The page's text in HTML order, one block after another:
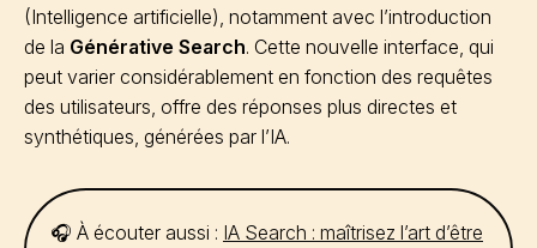
(Intelligence artificielle), notamment avec l’introduction
de la Générative Search. Cette nouvelle interface, qui
peut varier considérablement en fonction des requêtes
des utilisateurs, offre des réponses plus directes et
synthétiques, générées par l’IA.
🎧 À écouter aussi : IA Search : maîtrisez l’art d’être